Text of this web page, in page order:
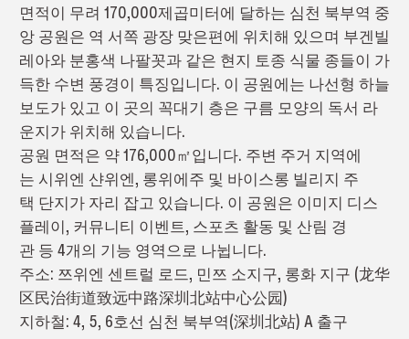
면적이 무려 170,000제곱미터에 달하는 심천 북부역 중
앙 공원은 역 서쪽 광장 맞은편에 위치해 있으며 부겐빌
레아와 분홍색 나팔꼿과 같은 현지 토종 식물 종들이 가
득한 수변 풍경이 특징입니다. 이 공원에는 나선형 하늘
보도가 있고 이 곳의 꼭대기 층은 구름 모양의 독서 라
운지가 위치해 있습니다.
공원 면적은 약 176,000㎡입니다. 주변 주거 지역에
는 시위엔 샨위엔, 롱위에주 및 바이스롱 빌리지 주
택 단지가 자리 잡고 있습니다. 이 공원은 이미지 디스
플레이, 커뮤니티 이벤트, 스포츠 활동 및 산림 경
관 등 4개의 기능 영역으로 나뉩니다.
주소: 쯔위엔 센트럴 로드, 민쯔 소지구, 롱화 지구 (龙华
区民治街道致远中路深圳北站中心公园)
지하철: 4, 5, 6호선 심천 북부역(深圳北站) A 출구